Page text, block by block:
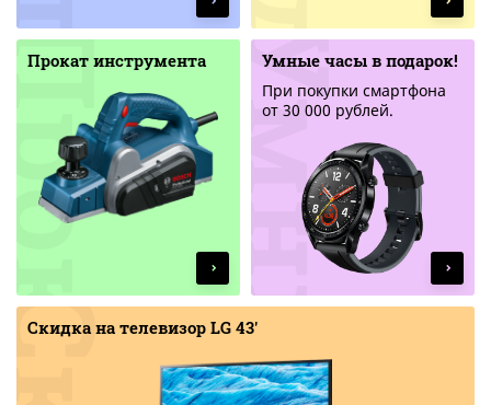
Прокат инструмента Умные часы в подарок!
При покупки смартфона
от 30 000 рублей.
Скидка на телевизор LG 43'